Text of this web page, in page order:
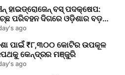
ହାଇଡ୍ରୋଜେନ୍ ବସ୍ ପଦକ୍ଷେପ:
ପରିବହନ ଦିଗରେ ଓଡ଼ିଶାର ବଡ଼
ago
ପାଇଁ ₹୮,୩୦୦ କୋଟିର ଉପକୂଳ
କେନ୍ଦ୍ରର ମଞ୍ଜୁରି
ago